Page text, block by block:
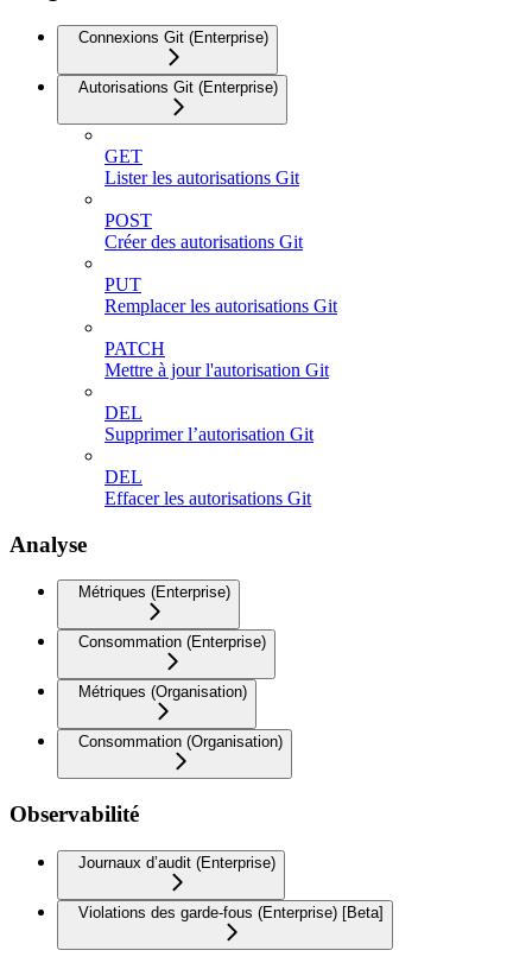
Connexions Git (Enterprise)
Autorisations Git (Enterprise)
GET
Lister les autorisations Git
POST
Créer des autorisations Git
PUT
Remplacer les autorisations Git
PATCH
Mettre à jour l'autorisation Git
DEL
Supprimer l’autorisation Git
DEL
Effacer les autorisations Git
Analyse
Métriques (Enterprise)
Consommation (Enterprise)
Métriques (Organisation)
Consommation (Organisation)
Observabilité
Journaux d’audit (Enterprise)
Violations des garde-fous (Enterprise) [Beta]